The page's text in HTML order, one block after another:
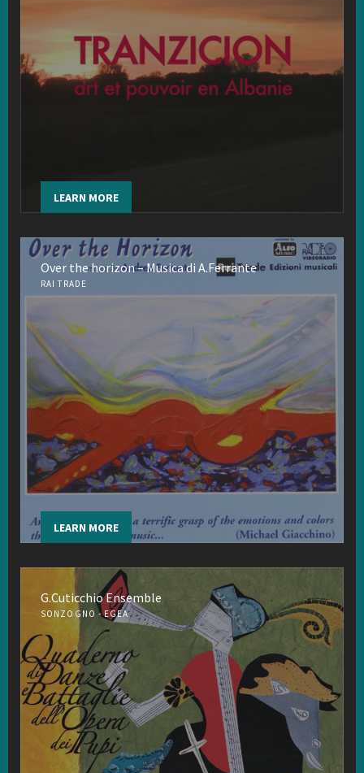
LEARN MORE
Over the horizon – Musica di A.Ferrante
RAI TRADE
LEARN MORE
G.Cuticchio Ensemble
SONZOGNO - EGEA